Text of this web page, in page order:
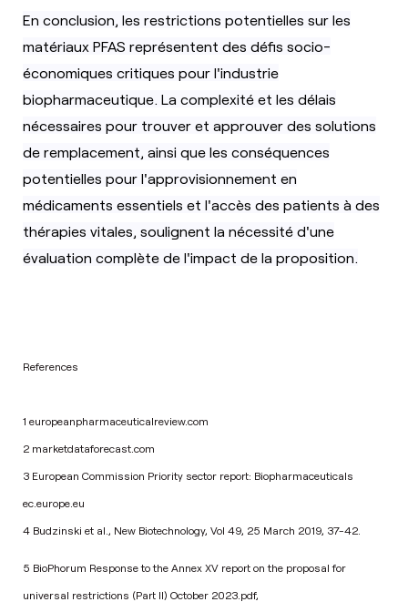
En conclusion, les restrictions potentielles sur les
matériaux PFAS représentent des défis socio-
économiques critiques pour l'industrie
biopharmaceutique. La complexité et les délais
nécessaires pour trouver et approuver des solutions
de remplacement, ainsi que les conséquences
potentielles pour l'approvisionnement en
médicaments essentiels et l'accès des patients à des
thérapies vitales, soulignent la nécessité d'une
évaluation complète de l'impact de la proposition.
References
1 europeanpharmaceuticalreview.com
2 marketdataforecast.com
3 European Commission Priority sector report: Biopharmaceuticals
ec.europe.eu
4 Budzinski et al., New Biotechnology, Vol 49, 25 March 2019, 37-42.
5 BioPhorum Response to the Annex XV report on the proposal for
universal restrictions (Part II) October 2023.pdf,